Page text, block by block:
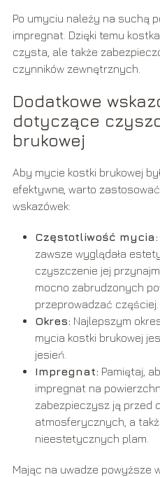
Po umyciu należy na suchą
impregnat. Dzięki temu
czysta, ale także
czynników zewnętrznych.
Dodatkowe
dotyczące
brukowej
Aby mycie kostki brukowej
efektywne, warto
wskazówek:
Częstotliwość mycia:
zawsze wyglądała
czyszczenie jej
mocno zabrudzonych
przeprowadzać częściej.
Okres: Najlepszym
mycia kostki brukowej
jesień.
Impregnat: Pamiętaj,
impregnat na
zabezpieczysz ją przed
atmosferycznych, a
nieestetycznych plam.
Mając na uwadze powyższe